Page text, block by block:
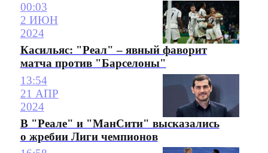
00:03
2 ИЮН
2024
Касильяс: "Реал" – явный фаворит
матча против "Барселоны"
13:54
21 АПР
2024
В "Реале" и "МанСити" высказались
о жребии Лиги чемпионов